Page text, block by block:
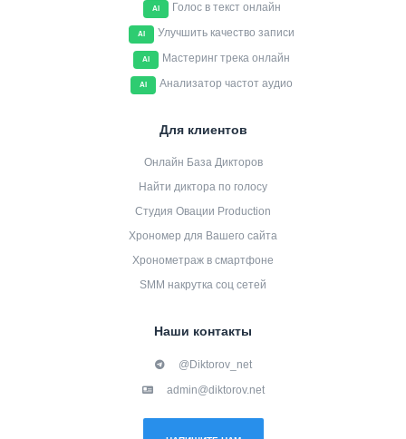
AI Голос в текст онлайн
AI Улучшить качество записи
AI Мастеринг трека онлайн
AI Анализатор частот аудио
Для клиентов
Онлайн База Дикторов
Найти диктора по голосу
Студия Овации Production
Хрономер для Вашего сайта
Хронометраж в смартфоне
SMM накрутка соц сетей
Наши контакты
@Diktorov_net
admin@diktorov.net